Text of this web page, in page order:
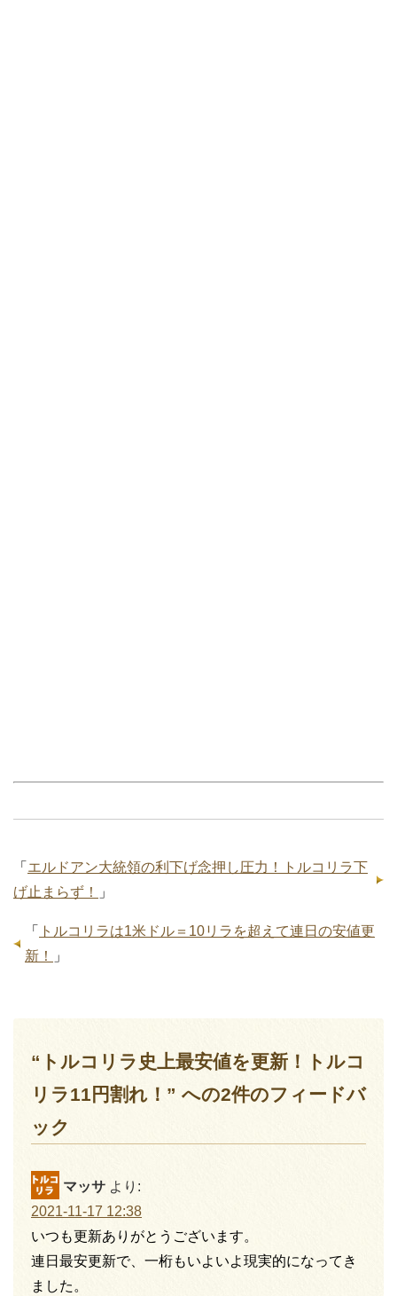
「 エルドアン大統領の利下げ念押し圧力！トルコリラ下
げ止まらず！
」
「
トルコリラは1米ドル＝10リラを超えて連日の安値更
新！
」
“トルコリラ史上最安値を更新！トルコ
リラ11円割れ！” への2件のフィードバ
ック
マッサ より:
2021-11-17 12:38
いつも更新ありがとうございます。
連日最安更新で、一桁もいよいよ現実的になってき
ました。